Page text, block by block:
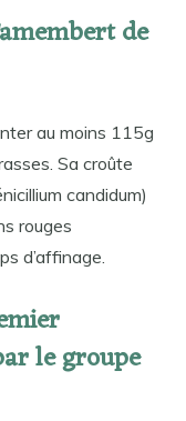
de
au moins 115g
Sa croûte
candidum)
rouges
d’affinage.
le groupe